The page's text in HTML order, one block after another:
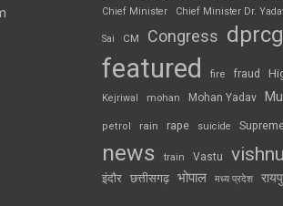
Chief Minister
Chief Minister Dr.
Sai CM Congress dprcg
featured fire fraud
Kejriwal mohan Mohan Yadav
petrol rain rape suicide
news
train Vastu vishnu
इंदौर छत्तीसगढ़ भोपाल मध्य प्रदेश